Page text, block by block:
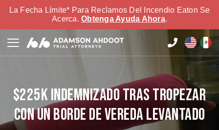
La Fecha Límite* Para Reclamos Del Incendio Eaton Se
Acerca. Obtenga Ayuda Ahora.
$225K Indemnizado tras Tropezar
con un Borde de Vereda Levantado